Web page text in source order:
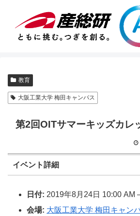
教育
大阪工業大学 梅田キャンパス
第2回OITサマーキッズカレ
イベント詳細
日付: 2019年8月24日 10:00 AM
会場: 大阪工業大学 梅田キャン